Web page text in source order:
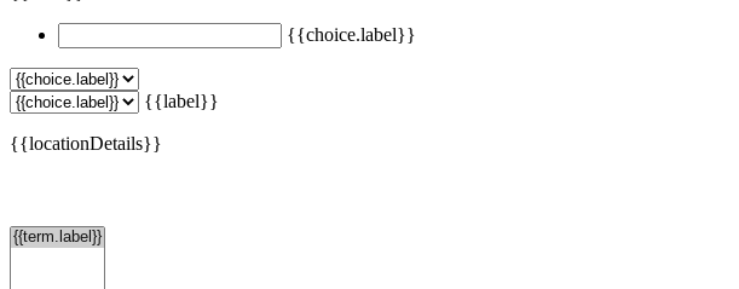
{{choice.label}}
{{label}}
{{locationDetails}}